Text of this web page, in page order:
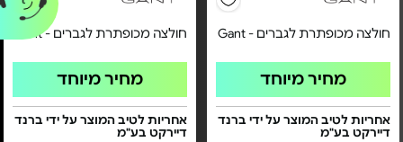
חולצה מכופתרת לגברים - Gant
מחיר מיוחד
אחריות לטיב המוצר על ידי ברנד
דיירקט בע"מ
חולצה מכופתרת לגברים - Gant
מחיר מיוחד
אחריות לטיב המוצר על ידי ברנד
דיירקט בע"מ